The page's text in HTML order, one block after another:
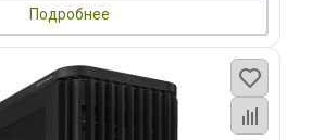
Подробнее